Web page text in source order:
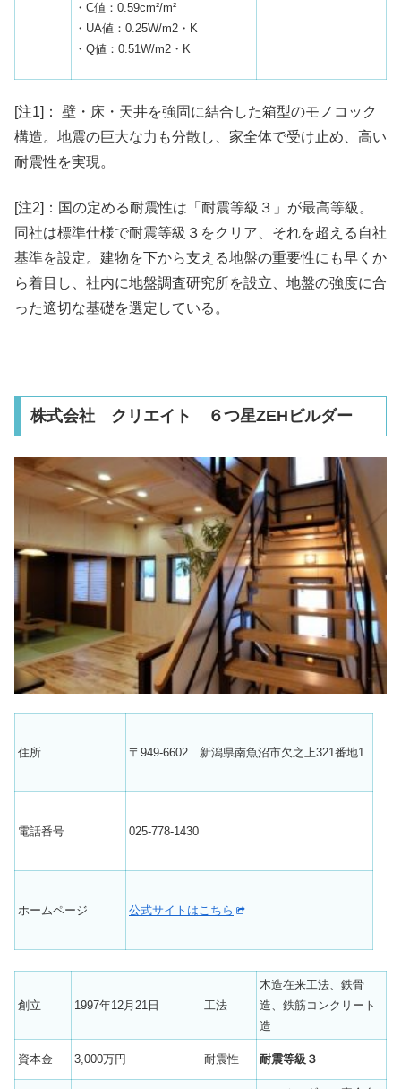
・C値：0.59cm²/m²
・UA値：0.25W/m2・K
・Q値：0.51W/m2・K
[注1]： 壁・床・天井を強固に結合した箱型のモノコック
構造。地震の巨大な力も分散し、家全体で受け止め、高い
耐震性を実現。
[注2]：国の定める耐震性は「耐震等級３」が最高等級。
同社は標準仕様で耐震等級３をクリア、それを超える 自社
基準を設定。建物を下から支える地盤の重要性にも早くか
ら着目し、社内に地盤調査研究所を設立、 地盤の強度に合
った適切な基礎を選定している。
株式会社 クリエイト ６つ星ZEHビルダー
住所 〒949-6602 新潟県南魚沼市欠之上321番地1
電話番号 025-778-1430
ホームページ 公式サイトはこちら
創立 1997年12月21日 工法
木造在来工法、鉄骨
造、鉄筋コンクリート
造
資本金 3,000万円 耐震性 耐震等級３